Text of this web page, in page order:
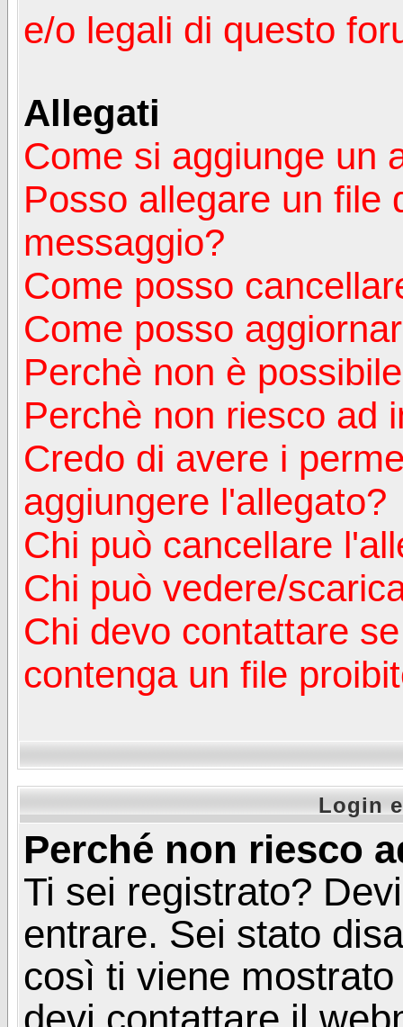
e/o legali di questo
Allegati
Come si aggiunge un
Posso allegare un file
messaggio?
Come posso
Come posso
Perchè non è
Perchè non riesco ad
Credo di avere i
aggiungere l'allegato?
Chi può cancellare
Chi può vedere/
Chi devo contattare
contenga un file
Login
Perché non riesco
Ti sei registrato?
entrare. Sei stato
così ti viene